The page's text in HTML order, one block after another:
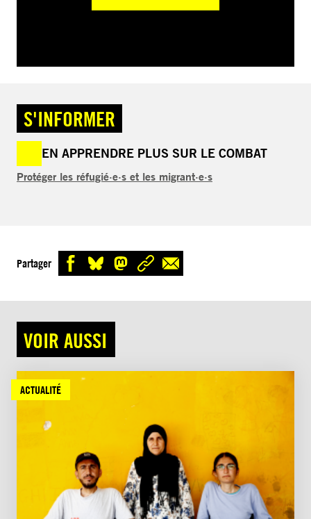
S'INFORMER
EN APPRENDRE PLUS SUR LE COMBAT
Protéger les réfugié·e·s et les migrant·e·s
Partager
VOIR AUSSI
ACTUALITÉ